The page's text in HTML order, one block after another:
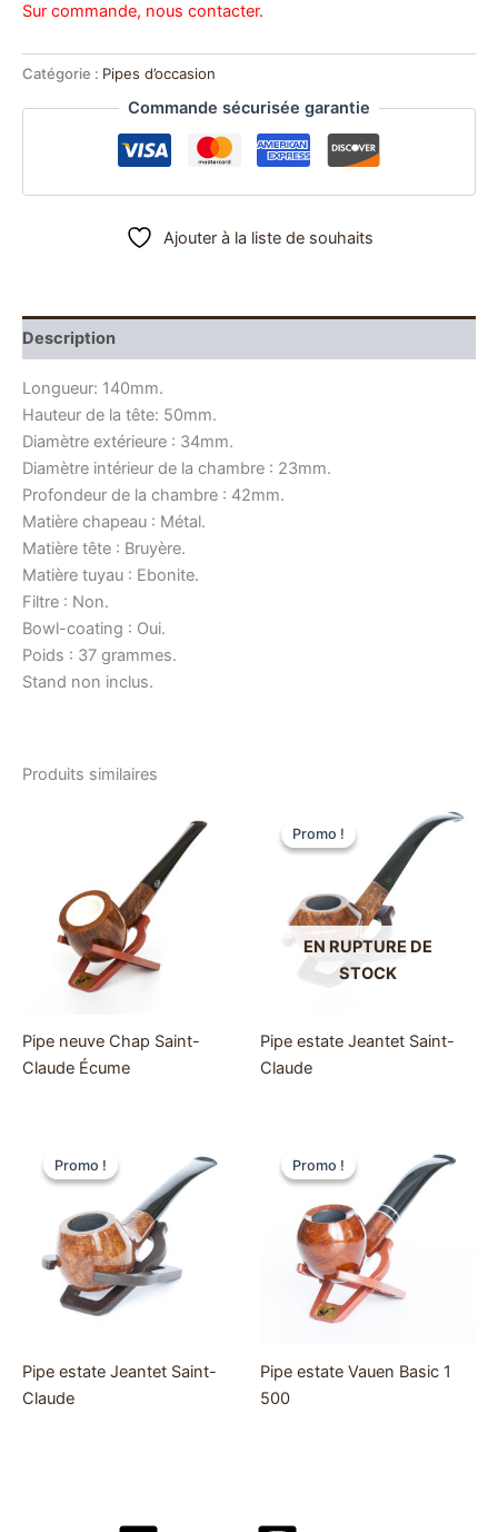
Sur commande, nous contacter.
Catégorie : Pipes d’occasion
Commande sécurisée garantie
Ajouter à la liste de souhaits
Description
Longueur: 140mm.
Hauteur de la tête: 50mm.
Diamètre extérieure : 34mm.
Diamètre intérieur de la chambre : 23mm.
Profondeur de la chambre : 42mm.
Matière chapeau : Métal.
Matière tête : Bruyère.
Matière tuyau : Ebonite.
Filtre : Non.
Bowl-coating : Oui.
Poids : 37 grammes.
Stand non inclus.
Produits similaires
Pipe neuve Chap Saint-
Claude Écume
Promo !
EN RUPTURE DE
STOCK
Promo !
Pipe estate Jeantet Saint-
Claude
Promo !
Promo !
Pipe estate Jeantet Saint-
Claude
Promo !
Promo !
Pipe estate Vauen Basic 1
500